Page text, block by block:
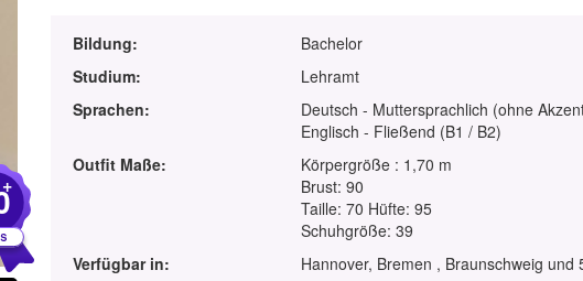
+
Bildung:
Bachelor
Studium:
Lehramt
Sprachen:
Deutsch - Muttersprachlich (ohne
Englisch - Fließend (B1 / B2)
Outfit Maße:
Körpergröße : 1,70 m
Brust: 90
Taille: 70 Hüfte: 95
Schuhgröße: 39
Verfügbar in:
Hannover, Bremen , Braunschweig und